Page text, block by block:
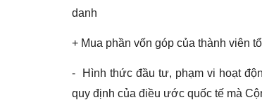
danh
+ Mua phần vốn góp của thành viên
- Hình thức đầu tư, phạm vi hoạt
quy định của điều ước quốc tế mà